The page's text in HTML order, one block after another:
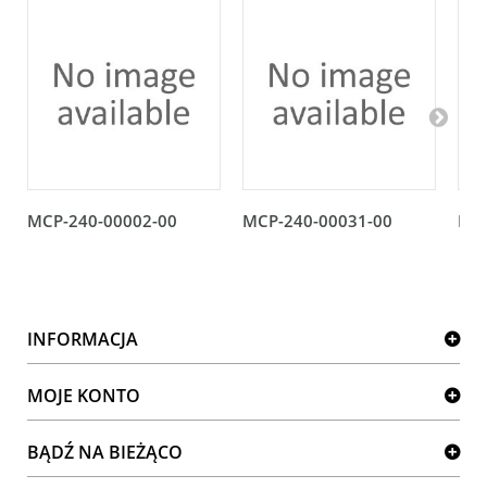
MCP-240-00002-00 MCP-240-00031-00
INFORMACJA
MOJE KONTO
BĄDŹ NA BIEŻĄCO